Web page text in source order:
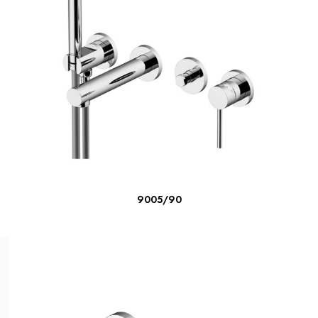
ΔΙΑΒΆΣΤΕ ΠΕΡΙΣΣΌΤΕΡΑ
9005/90